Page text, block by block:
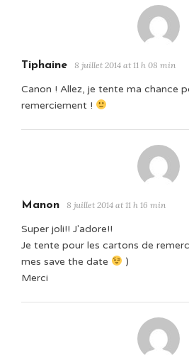
Tiphaine 8 juillet 2014 at 11 h 08 min
Canon ! Allez, je tente ma chance
remerciement !
Manon 8 juillet 2014 at 11 h 16 min
Super joli!! J'adore!!
Je tente pour les cartons de
mes save the date
)
Merci